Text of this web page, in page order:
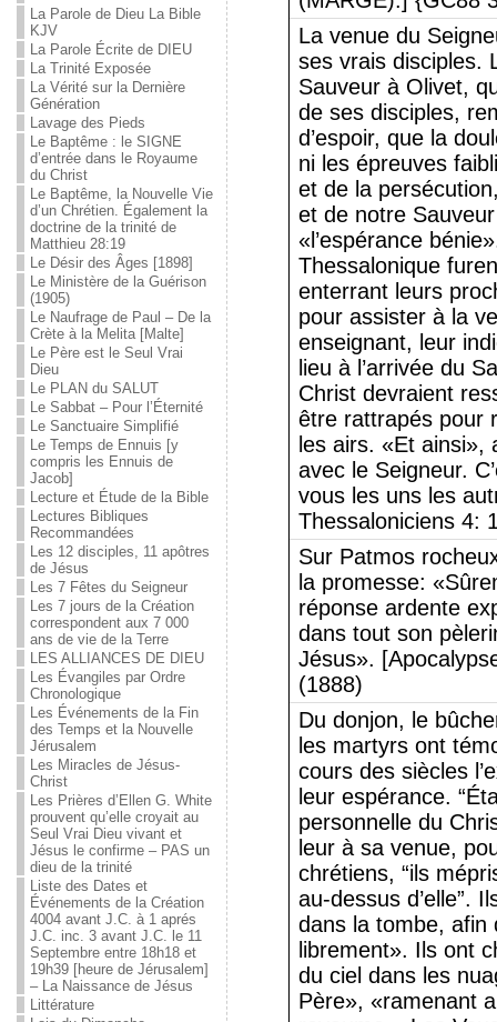
La Parole de Dieu La Bible
KJV
La Parole Écrite de DIEU
La Trinité Exposée
La Vérité sur la Dernière
Génération
Lavage des Pieds
Le Baptême : le SIGNE
d’entrée dans le Royaume
du Christ
Le Baptême, la Nouvelle Vie
d’un Chrétien. Également la
doctrine de la trinité de
Matthieu 28:19
Le Désir des Âges [1898]
Le Ministère de la Guérison
(1905)
Le Naufrage de Paul – De la
Crète à la Melita [Malte]
Le Père est le Seul Vrai
Dieu
Le PLAN du SALUT
Le Sabbat – Pour l’Éternité
Le Sanctuaire Simplifié
Le Temps de Ennuis [y
compris les Ennuis de
Jacob]
Lecture et Étude de la Bible
Lectures Bibliques
Recommandées
Les 12 disciples, 11 apôtres
de Jésus
Les 7 Fêtes du Seigneur
Les 7 jours de la Création
correspondent aux 7 000
ans de vie de la Terre
LES ALLIANCES DE DIEU
Les Évangiles par Ordre
Chronologique
Les Événements de la Fin
des Temps et la Nouvelle
Jérusalem
Les Miracles de Jésus-
Christ
Les Prières d’Ellen G. White
prouvent qu’elle croyait au
Seul Vrai Dieu vivant et
Jésus le confirme – PAS un
dieu de la trinité
Liste des Dates et
Événements de la Création
4004 avant J.C. à 1 aprés
J.C. inc. 3 avant J.C. le 11
Septembre entre 18h18 et
19h39 [heure de Jérusalem]
– La Naissance de Jésus
Littérature
La venue du
ses vrais disciples.
Sauveur à Olivet,
de ses disciples,
d’espoir, que la
ni les épreuves
et de la
et de notre
«l’espérance
Thessalonique
enterrant leurs
pour assister à la
enseignant, leur
lieu à l’arrivée du
Christ devraient
être rattrapés pour
les airs. «Et ainsi»,
avec le Seigneur.
vous les uns les
Thessaloniciens 4:
Sur Patmos
la promesse:
réponse ardente
dans tout son
Jésus».
(1888)
Du donjon, le
les martyrs ont
cours des siècles
leur espérance.
personnelle du
leur à sa venue,
chrétiens, “ils
au-dessus d’elle”.
dans la tombe, afin
librement». Ils ont
du ciel dans les
Père», «ramenant